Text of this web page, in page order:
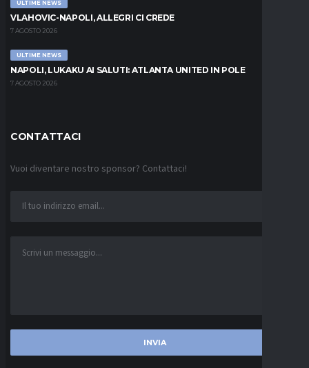
ULTIME NEWS
VLAHOVIC-NAPOLI, ALLEGRI CI CREDE
7 AGOSTO 2026
ULTIME NEWS
NAPOLI, LUKAKU AI SALUTI: ATLANTA UNITED IN POLE
7 AGOSTO 2026
CONTATTACI
Vuoi diventare nostro sponsor? Contattaci!